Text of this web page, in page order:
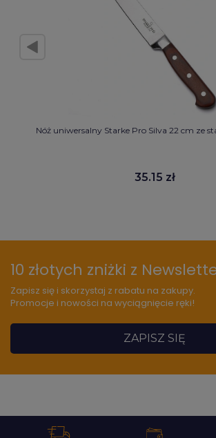
Nóż uniwersalny Starke Pro Silva 22 cm ze
35.15 zł
10 złotych zniżki z
Zapisz się i skorzystaj z rabatu na zakupy.
Promocje i nowości na wyciągnięcie ręki!
ZAPISZ SIĘ